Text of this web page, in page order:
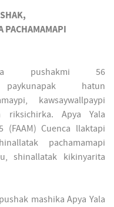
PACHAMAMAPI
pushakmi 56
hatun
kawsaywallpaypi
riksichirka. Apya Yala
(FAAM) Cuenca llaktapi
pachamamapi
shinallatak kikinyarita
mashika Apya Yala